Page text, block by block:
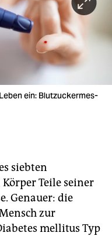
ein: ­Blut­zu­cker­mes­
siebten
Teile seiner
Genauer: die
zur
mellitus Typ